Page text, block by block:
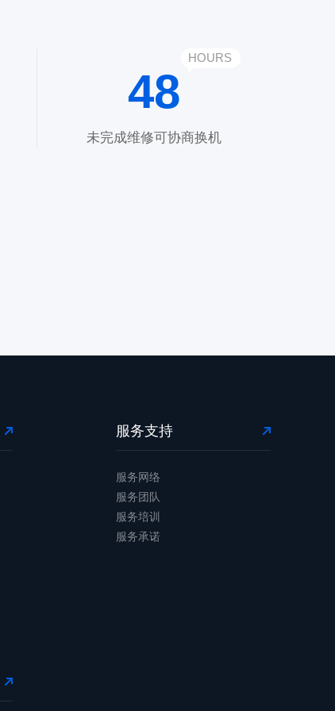
48
HOURS
未完成维修可协商换机
服务支持
服务网络
服务团队
服务培训
服务承诺